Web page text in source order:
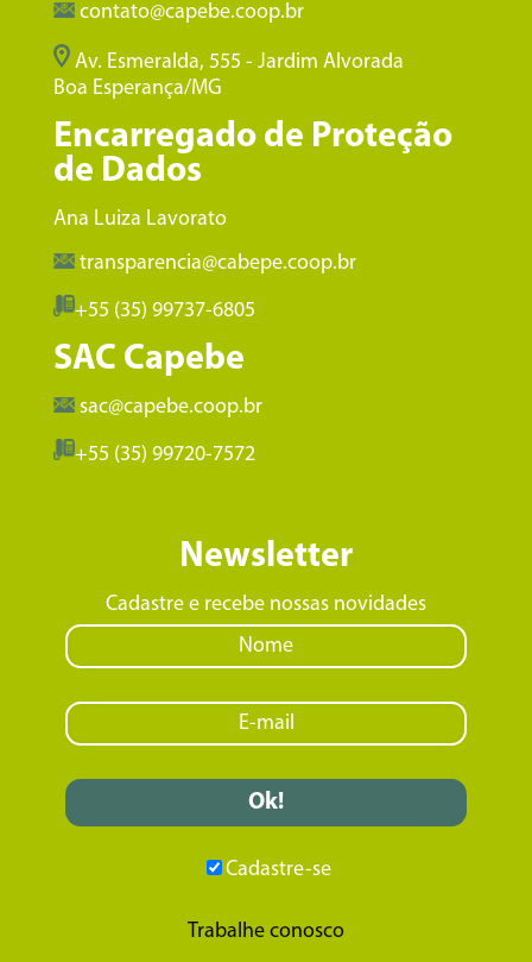
contato@capebe.coop.br
Av. Esmeralda, 555 - Jardim Alvorada
Boa Esperança/MG
Encarregado de Proteção
de Dados
Ana Luiza Lavorato
transparencia@cabepe.coop.br
+55 (35) 99737-6805
SAC Capebe
sac@capebe.coop.br
+55 (35) 99720-7572
Newsletter
Cadastre e recebe nossas novidades
Cadastre-se
Trabalhe conosco